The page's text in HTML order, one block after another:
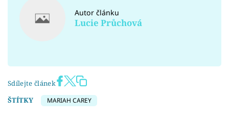
Autor článku
Lucie Průchová
Sdílejte článek
ŠTÍTKY
MARIAH CAREY